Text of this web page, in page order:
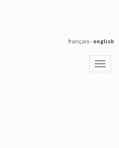
français- english